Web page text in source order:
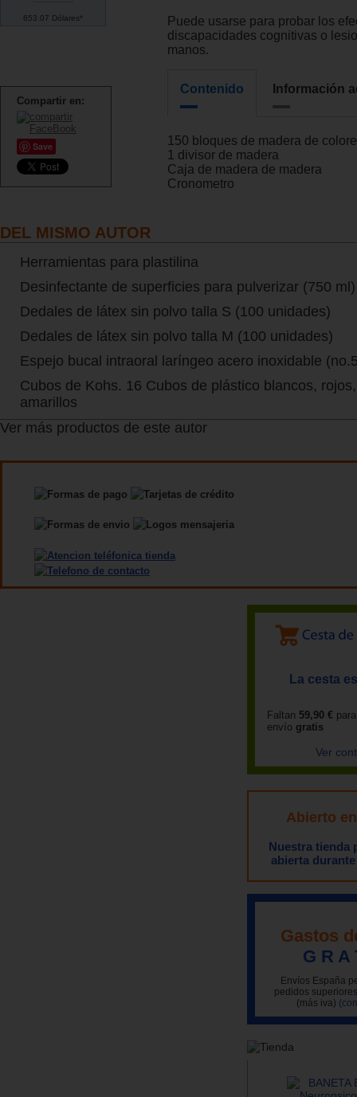
653.07 Dólares*
Compartir en:
Save
Puede usarse para probar los
discapacidades cognitivas o
manos.
Contenido Información
150 bloques de madera de
1 divisor de madera
Caja de madera de madera
Cronometro
DEL MISMO AUTOR
Herramientas para plastilina
Desinfectante de superficies para pulverizar (750 ml)
Dedales de látex sin polvo talla S (100 unidades)
Dedales de látex sin polvo talla M (100 unidades)
Espejo bucal intraoral laríngeo acero inoxidable
Cubos de Kohs. 16 Cubos de plástico blancos,
amarillos
Ver más productos de este autor
La cesta
Faltan 59,90 €
envío gratis
Ver
Abierto
Nuestra tienda
abierta
Gastos
G R A
Envíos España
pedidos
(más iva)